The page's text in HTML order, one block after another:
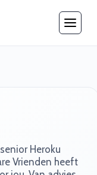
Heroku
Vrienden heeft